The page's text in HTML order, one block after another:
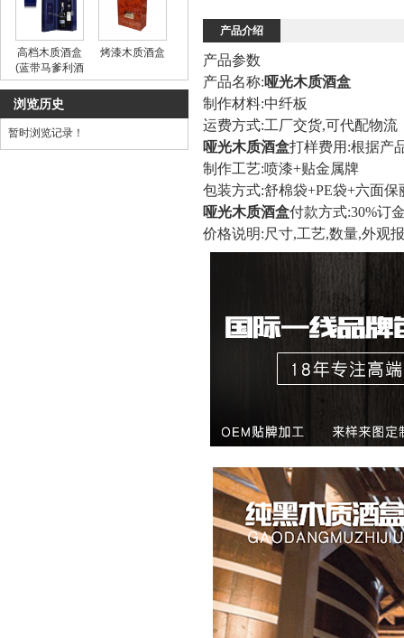
高档木质酒盒
(蓝带马爹利酒
盒)
烤漆木质酒盒
浏览历史
暂时浏览记录！
产品介绍
产品参数
产品名称:哑光木质酒盒
制作材料:中纤板
运费方式:工厂交货,可代配物流
哑光木质酒盒打样费用:根据产
制作工艺:喷漆+贴金属牌
包装方式:舒棉袋+PE袋+六面保
哑光木质酒盒付款方式:30%订
价格说明:尺寸,工艺,数量,外观